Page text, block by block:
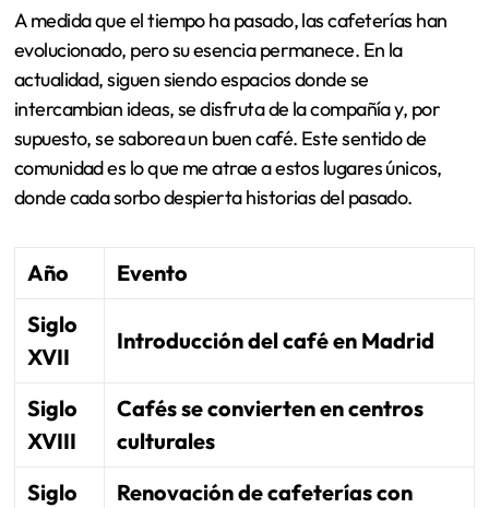
A medida que el tiempo ha pasado, las cafeterías han
evolucionado, pero su esencia permanece. En la
actualidad, siguen siendo espacios donde se
intercambian ideas, se disfruta de la compañía y, por
supuesto, se saborea un buen café. Este sentido de
comunidad es lo que me atrae a estos lugares únicos,
donde cada sorbo despierta historias del pasado.
Año
Evento
Siglo
XVII
Introducción del café en Madrid
Siglo
XVIII
Cafés se convierten en centros
culturales
Siglo
Renovación de cafeterías con